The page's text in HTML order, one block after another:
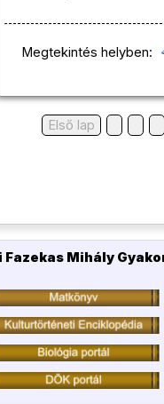
Megtekintés helyben:
Első lap
Fazekas Mihály